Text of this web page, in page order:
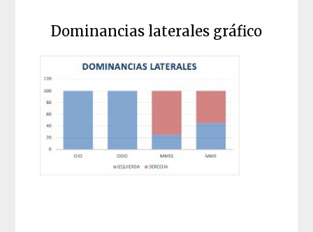
Dominancias laterales gráfico